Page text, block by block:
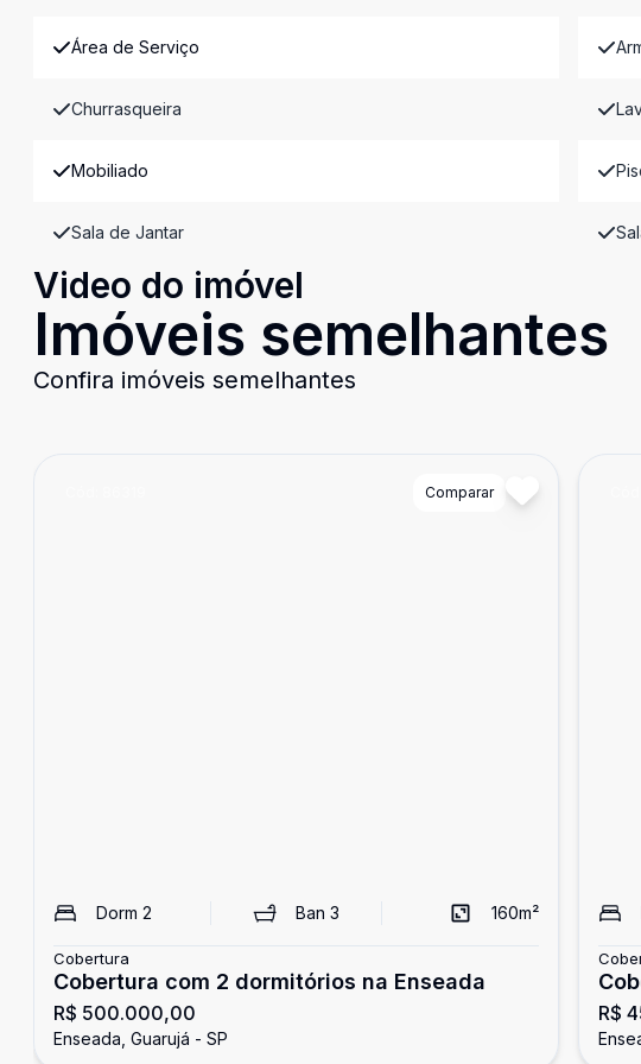
Área de Serviço
Churrasqueira
Mobiliado
Sala de Jantar
Video do imóvel
Imóveis semelhantes
Confira imóveis semelhantes
Comparar
Dorm 2 Ban3 160m²
Cobertura
Cobertura com 2 dormitórios na Enseada
R$ 500.000,00
Enseada, Guarujá - SP
R$